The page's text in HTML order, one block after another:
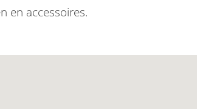
en accessoires.